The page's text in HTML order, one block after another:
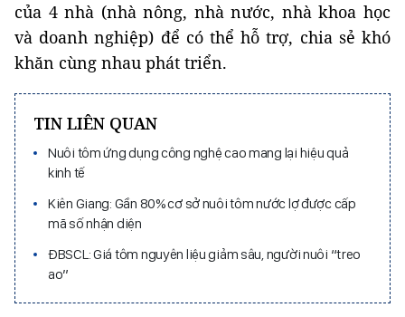
của 4 nhà (nhà nông, nhà nước, nhà khoa học
và doanh nghiệp) để có thể hỗ trợ, chia sẻ khó
khăn cùng nhau phát triển.
TIN LIÊN QUAN
Nuôi tôm ứng dụng công nghệ cao mang lại hiệu quả
kinh tế
Kiên Giang: Gần 80% cơ sở nuôi tôm nước lợ được cấp
mã số nhận diện
ĐBSCL: Giá tôm nguyên liệu giảm sâu, người nuôi “treo
ao”